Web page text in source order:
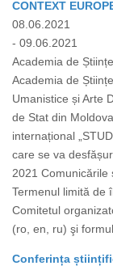
CONTEXT
08.06.2021
- 09.06.2021
Academia de
Academia de
Umanistice și Arte
de Stat din
internațional
care se va
2021
Termenul limită de
Comitetul
(ro, en, ru) şi
Conferința